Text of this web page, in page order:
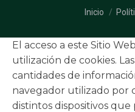
Estás aquí:
Inicio
El acceso a este Sitio
utilización de cookies.
cantidades de
navegador utilizado por
distintos dispositivos